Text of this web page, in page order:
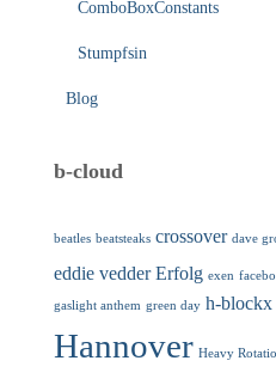
ComboBoxConstants
Stumpfsin
Blog
b-cloud
beatles beatsteaks crossover dave
eddie vedder Erfolg exen
gaslight anthem green day h-blockx
Hannover Heavy